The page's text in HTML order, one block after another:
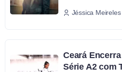
Jéssica Meireles
Ceará
Série A2 com